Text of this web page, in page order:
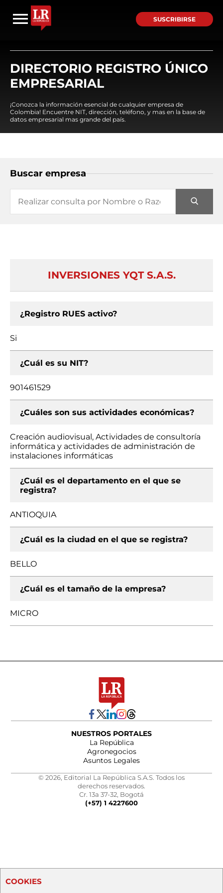
SUSCRIBIRSE
DIRECTORIO REGISTRO ÚNICO
EMPRESARIAL
¡Conozca la información esencial de cualquier empresa de
Colombia! Encuentre NIT, dirección, teléfono, y mas en la base de
datos empresarial mas grande del país.
Buscar empresa
INVERSIONES YQT S.A.S.
¿Registro RUES activo?
Si
¿Cuál es su NIT?
901461529
¿Cuáles son sus actividades económicas?
Creación audiovisual, Actividades de consultoría
informática y actividades de administración de
instalaciones informáticas
¿Cuál es el departamento en el que se
registra?
ANTIOQUIA
¿Cuál es la ciudad en el que se registra?
BELLO
¿Cuál es el tamaño de la empresa?
MICRO
NUESTROS PORTALES
La República
Agronegocios
Asuntos Legales
© 2026, Editorial La República S.A.S. Todos los
derechos reservados.
Cr. 13a 37-32, Bogotá
(+57) 1 4227600
COOKIES